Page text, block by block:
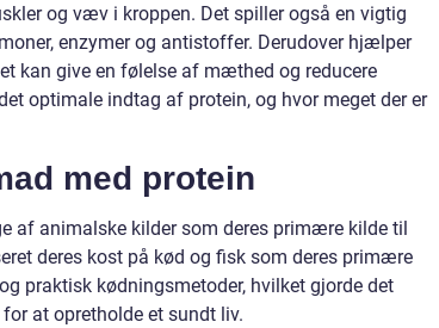
og væv i kroppen. Det spiller også en vigtig
enzymer og antistoffer. Derudover hjælper
kan give en følelse af mæthed og reducere
optimale indtag af protein, og hvor meget der er
med protein
af animalske kilder som deres primære kilde til
deres kost på kød og fisk som deres primære
praktisk kødningsmetoder, hvilket gjorde det
at opretholde et sundt liv.